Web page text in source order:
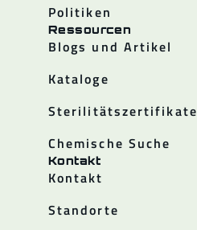
Politiken
Ressourcen
Blogs und Artikel
Kataloge
Sterilitätszertifikate
Chemische Suche
Kontakt
Kontakt
Standorte